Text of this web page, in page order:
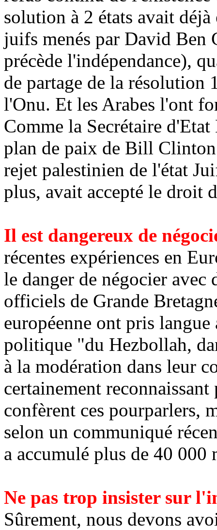
solution à 2 états avait déjà
juifs menés par David Ben
précède l'indépendance),
de partage de la résolution
l'Onu. Et les Arabes l'ont
Comme la Secrétaire
plan de paix de Bill
rejet palestinien de l'état
plus, avait accepté le droit
Il est dangereux de
récentes expériences en
le danger de négocier avec
officiels de Grande
européenne ont pris
politique "du Hezbollah,
à la modération dans leur
certainement
confèrent ces pourparlers,
selon un communiqué
a accumulé plus de 40 000
Ne pas trop insister sur
Sûrement, nous devons